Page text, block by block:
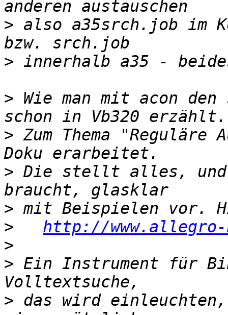
> also a35srch.job im
>
> Wie man mit acon
> Zum Thema "Reguläre
> Die stellt alles, und
>
>
http://
>
> Ein Instrument für
> das wird